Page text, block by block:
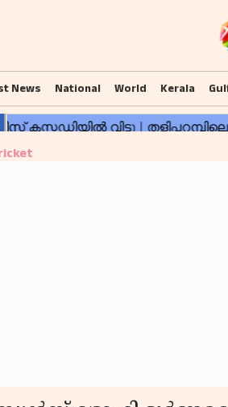
News National World Kerala